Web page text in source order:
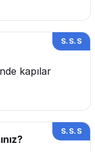
kapılar